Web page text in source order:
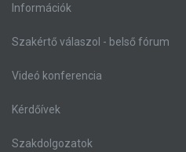
Információk
Szakértő válaszol - belső fórum
Videó konferencia
Kérdőívek
Szakdolgozatok